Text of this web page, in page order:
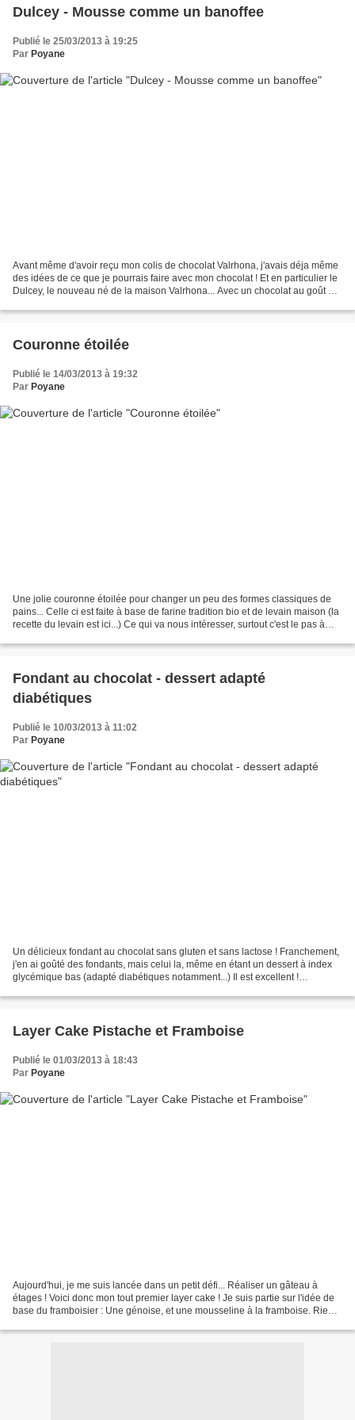
Dulcey - Mousse comme un banoffee
Publié le 25/03/2013 à 19:25
Par Poyane
Avant même d'avoir reçu mon colis de chocolat Valrhona, j'avais déja même
des idées de ce que je pourrais faire avec mon chocolat ! Et en particulier le
Dulcey, le nouveau né de la maison Valrhona... Avec un chocolat au goût de
Couronne étoilée
Publié le 14/03/2013 à 19:32
Par Poyane
Une jolie couronne étoilée pour changer un peu des formes classiques de
pains... Celle ci est faite à base de farine tradition bio et de levain maison (la
recette du levain est ici...) Ce qui va nous intéresser, surtout c'est le pas à
Fondant au chocolat - dessert adapté
diabétiques
Publié le 10/03/2013 à 11:02
Par Poyane
Un délicieux fondant au chocolat sans gluten et sans lactose ! Franchement,
j'en ai goûté des fondants, mais celui la, même en étant un dessert à index
glycémique bas (adapté diabétiques notamment...) Il est excellent !
Layer Cake Pistache et Framboise
Publié le 01/03/2013 à 18:43
Par Poyane
Aujourd'hui, je me suis lancée dans un petit défi... Réaliser un gâteau à
étages ! Voici donc mon tout premier layer cake ! Je suis partie sur l'idée de
base du framboisier : Une génoise, et une mousseline à la framboise. Rien